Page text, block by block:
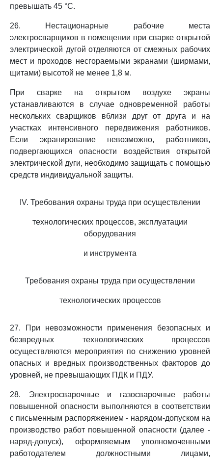
превышать 45 °C.
26. Нестационарные рабочие места
электросварщиков в помещении при сварке открытой
электрической дугой отделяются от смежных рабочих
мест и проходов несгораемыми экранами (ширмами,
щитами) высотой не менее 1,8 м.
При сварке на открытом воздухе экраны
устанавливаются в случае одновременной работы
нескольких сварщиков вблизи друг от друга и на
участках интенсивного передвижения работников.
Если экранирование невозможно, работников,
подвергающихся опасности воздействия открытой
электрической дуги, необходимо защищать с помощью
средств индивидуальной защиты.
IV. Требования охраны труда при осуществлении
технологических процессов, эксплуатации
оборудования
и инструмента
Требования охраны труда при осуществлении
технологических процессов
27. При невозможности применения безопасных и
безвредных технологических процессов
осуществляются мероприятия по снижению уровней
опасных и вредных производственных факторов до
уровней, не превышающих ПДК и ПДУ.
28. Электросварочные и газосварочные работы
повышенной опасности выполняются в соответствии
с письменным распоряжением - нарядом-допуском на
производство работ повышенной опасности (далее -
наряд-допуск), оформляемым уполномоченными
работодателем должностными лицами,